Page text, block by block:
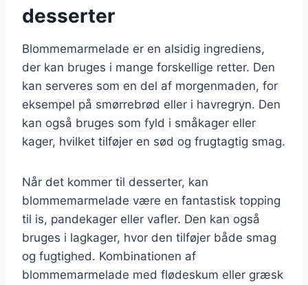
desserter
Blommemarmelade er en alsidig ingrediens,
der kan bruges i mange forskellige retter. Den
kan serveres som en del af morgenmaden, for
eksempel på smørrebrød eller i havregryn. Den
kan også bruges som fyld i småkager eller
kager, hvilket tilføjer en sød og frugtagtig smag.
Når det kommer til desserter, kan
blommemarmelade være en fantastisk topping
til is, pandekager eller vafler. Den kan også
bruges i lagkager, hvor den tilføjer både smag
og fugtighed. Kombinationen af
blommemarmelade med flødeskum eller græsk